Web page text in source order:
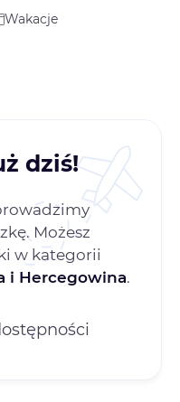
Wakacje
dziś!
Możesz
w kategorii
i Hercegowina.